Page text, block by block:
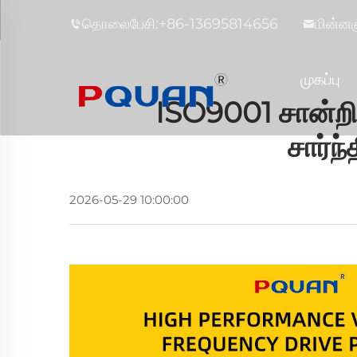
தொலைபேசி:+86-13695814656
முகப்பு
ISO9001
2026-05-29 10:00:00